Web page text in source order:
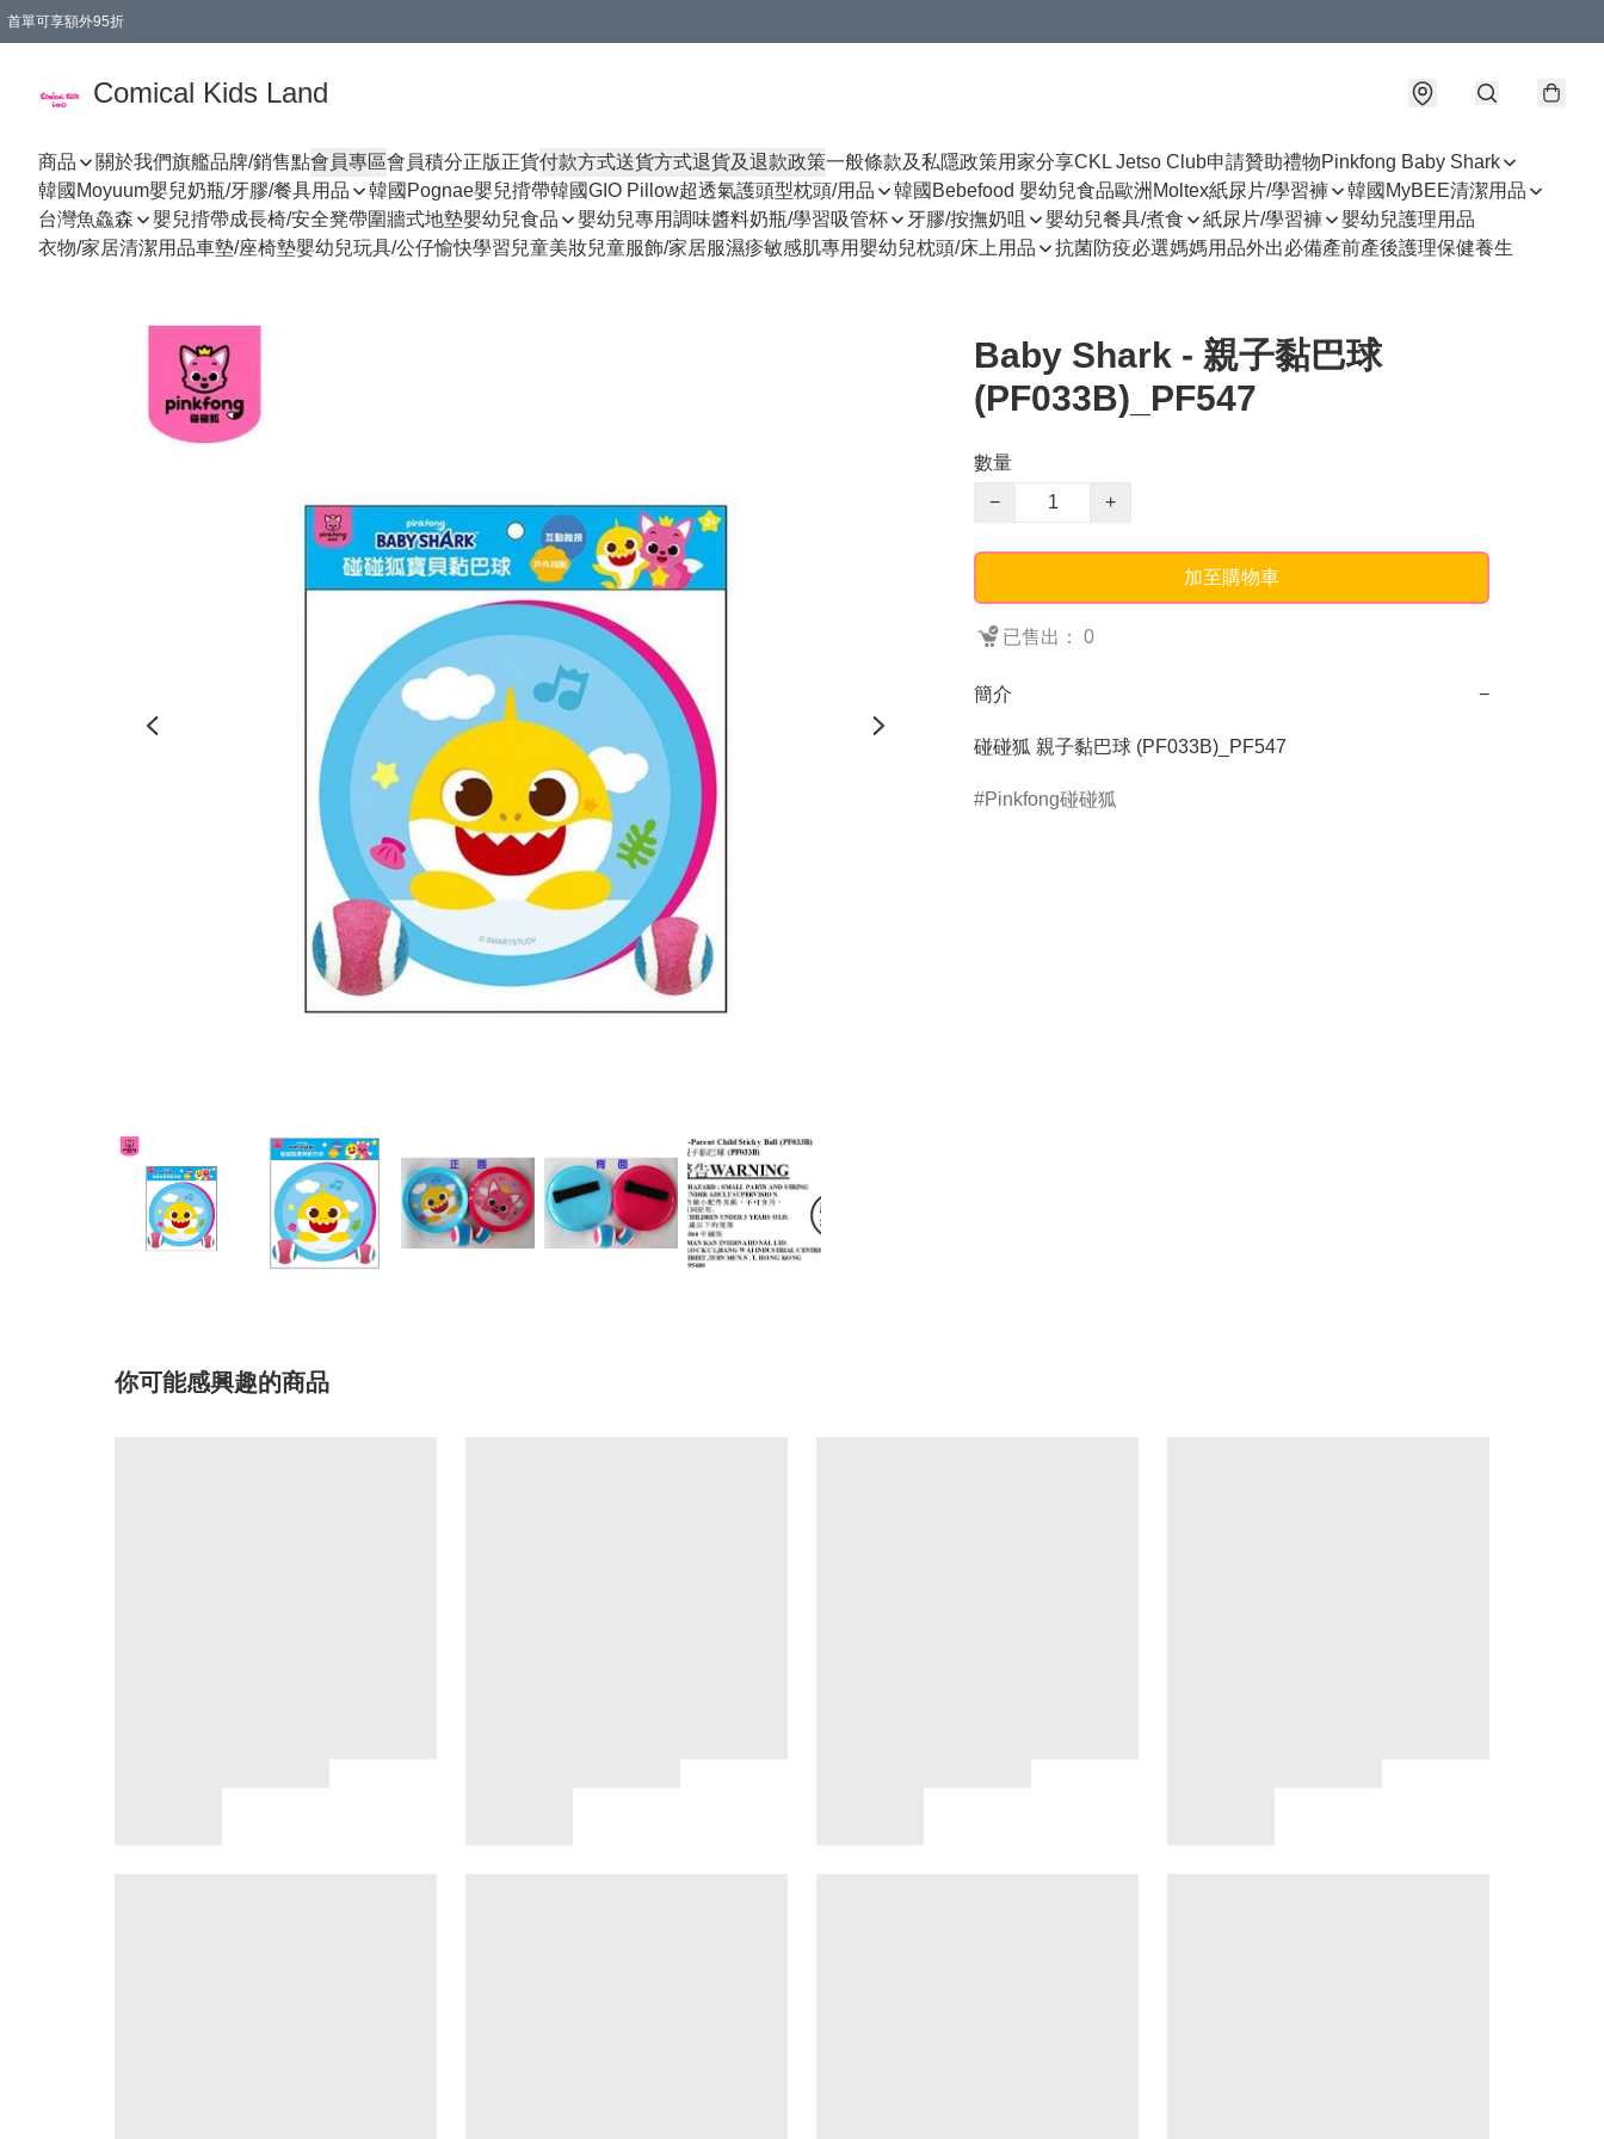
首單可享額外95折
Comical Kids Land
商品 關於我們旗艦品牌/銷售點會員專區會員積分正版正貨付款方式送貨方式退貨及退款政策一般條款及私隱政策用家分享CKL Jetso Club申請贊助禮物Pinkfong Baby Shark
韓國Moyuum嬰兒奶瓶/牙膠/餐具用品
韓國Pognae嬰兒揹帶韓國GIO Pillow超透氣護頭型枕頭/用品 韓國Bebefood 嬰幼兒食品歐洲Moltex紙尿片/學習褲
韓國MyBEE清潔用品
台灣魚鱻森
嬰兒揹帶成長椅/安全凳帶圍牆式地墊嬰幼兒食品 嬰幼兒專用調味醬料奶瓶/學習吸管杯 牙膠/按撫奶咀 嬰幼兒餐具/煮食 紙尿片/學習褲
嬰幼兒護理用品
衣物/家居清潔用品車墊/座椅墊嬰幼兒玩具/公仔愉快學習兒童美妝兒童服飾/家居服濕疹敏感肌專用嬰幼兒枕頭/床上用品 抗菌防疫必選媽媽用品外出必備產前產後護理保健養生
Baby Shark - 親子黏巴球
(PF033B)_PF547
數量
−
+
加至購物車
已售出： 0
簡介 −
碰碰狐 親子黏巴球 (PF033B)_PF547
Pinkfong碰碰狐
你可能感興趣的商品